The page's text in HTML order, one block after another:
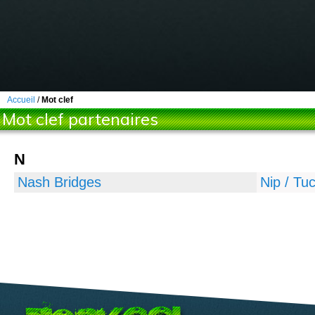
Accueil / Mot clef
Mot clef partenaires
N
Nash Bridges Nip /